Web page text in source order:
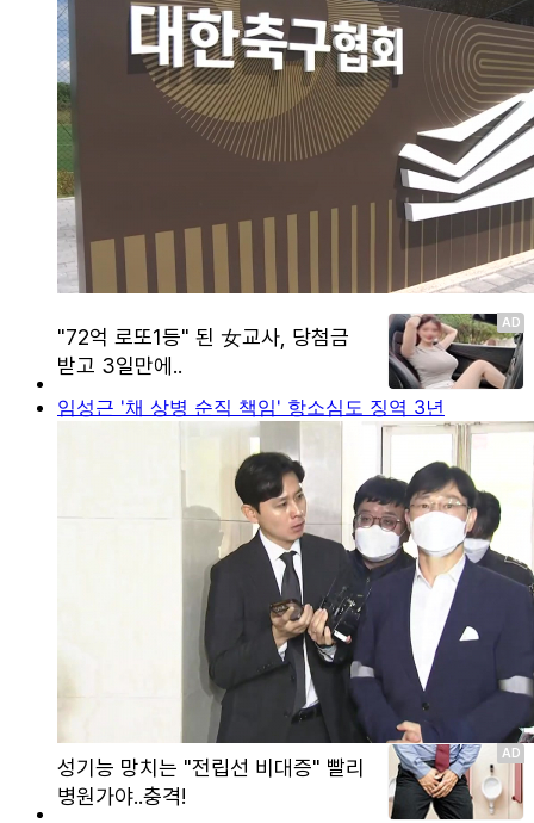
임성근 '채 상병 순직 책임' 항소심도 징역 3년